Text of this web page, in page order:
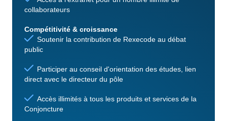
collaborateurs
Compétitivité & croissance
Soutenir la contribution de Rexecode au débat
public
Participer au conseil d'orientation des études, lien
direct avec le directeur du pôle
Accès illimités à tous les produits et services de la
Conjoncture